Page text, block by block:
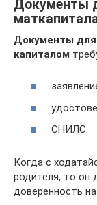
Документы
Документы
капиталом
СНИЛС.
Когда с
родителя, то он
доверенность